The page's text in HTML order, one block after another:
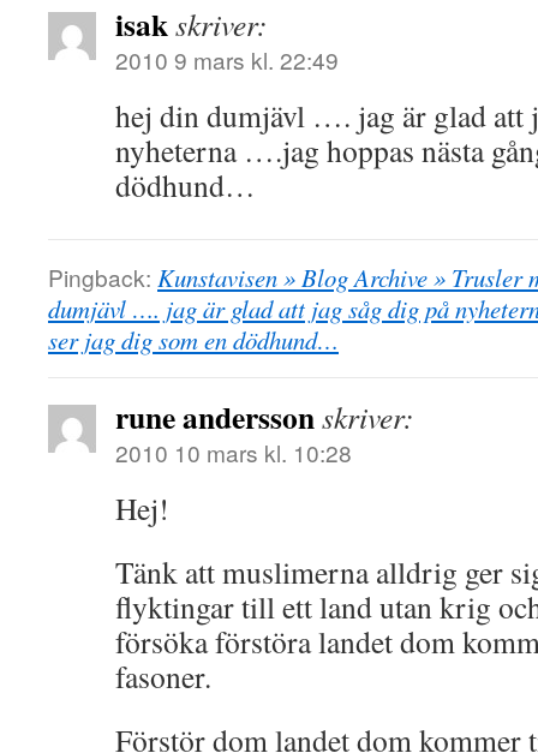
isakskriver:
2010 9 mars kl. 22:49
hej din dumjävl …. jag är glad att
nyheterna ….jag hoppas nästa
dödhund…
Pingback: Kunstavisen » Blog Archive »
dumjävl …. jag är glad att jag såg dig på
ser jag dig som en dödhund…
rune anderssonskriver:
2010 10 mars kl. 10:28
Hej!
Tänk att muslimerna alldrig ger
flyktingar till ett land utan krig
försöka förstöra landet dom
fasoner.
Förstör dom landet dom kommer